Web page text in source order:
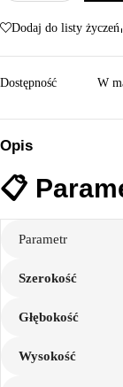
Dodaj do listy życzeń
Dostępność W
Opis
📋
Parametr
Szerokość
Głębokość
Wysokość